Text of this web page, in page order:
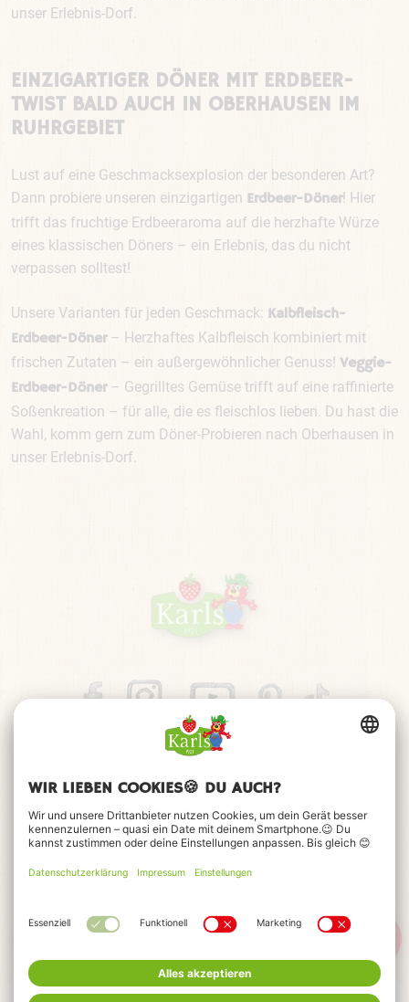
unser Erlebnis-Dorf.
EINZIGARTIGER DÖNER MIT ERDBEER-
TWIST BALD AUCH IN OBERHAUSEN IM
RUHRGEBIET
Lust auf eine Geschmacksexplosion der besonderen Art?
Dann probiere unseren einzigartigen Erdbeer-Döner! Hier
trifft das fruchtige Erdbeeraroma auf die herzhafte Würze
eines klassischen Döners – ein Erlebnis, das du nicht
verpassen solltest!
Unsere Varianten für jeden Geschmack: Kalbfleisch-
Erdbeer-Döner– Herzhaftes Kalbfleisch kombiniert mit
frischen Zutaten – ein außergewöhnlicher Genuss! Veggie-
Erdbeer-Döner– Gegrilltes Gemüse trifft auf eine raffinierte
Soßenkreation – für alle, die es fleischlos lieben. Du hast die
Wahl, komm gern zum Döner-Probieren nach Oberhausen in
unser Erlebnis-Dorf.
Kontakt Cookie-Einstellungen
© 2026 Karls Markt OHG